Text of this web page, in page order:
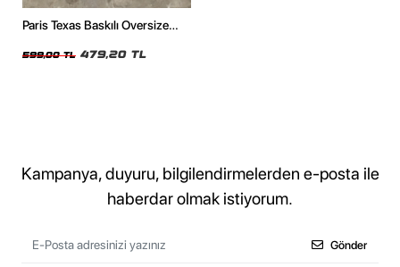
Paris Texas Baskılı Oversize
599,00 TL 479,20 TL
Kampanya, duyuru, bilgilendirmelerden e-posta ile
haberdar olmak istiyorum.
Gönder